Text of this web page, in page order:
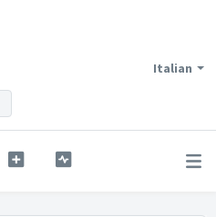
Italian